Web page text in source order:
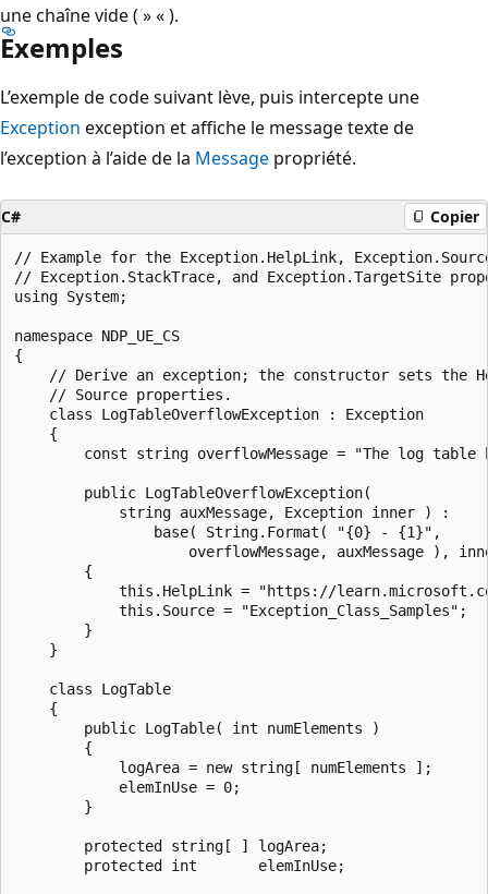
une chaîne vide ( » « ).
Exemples
L’exemple de code suivant lève, puis intercepte une
Exception exception et affiche le message texte de
l’exception à l’aide de la Message propriété.
C# Copier
// Example for the Exception.HelpLink,
// Exception.StackTrace, and Exception.TargetSite
using System;
namespace NDP_UE_CS
{
// Derive an exception; the constructor sets the
    // Source properties.
    class LogTableOverflowException : Exception
    {
const string overflowMessage = "The log table
        public LogTableOverflowException(
            string auxMessage, Exception inner ) :
                base( String.Format( "{0} - {1}",
overflowMessage, auxMessage ),
        {
this.HelpLink = "https://
            this.Source = "Exception_Class_Samples";
        }
    }
    class LogTable
    {
        public LogTable( int numElements )
        {
            logArea = new string[ numElements ];
            elemInUse = 0;
        }
        protected string[ ] logArea;
        protected int       elemInUse;